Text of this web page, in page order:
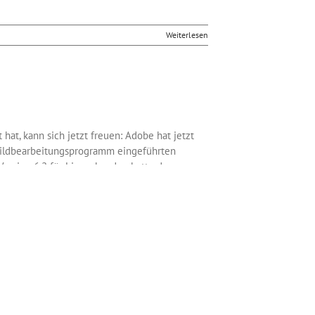
Weiterlesen
kann sich jetzt freuen: Adobe hat jetzt
eingeführten
6.2 für Lizenzkunden hatte der